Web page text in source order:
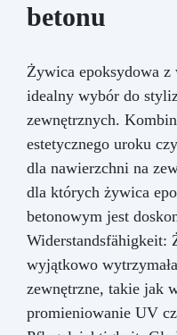
betonu
Żywica epoksydowa
idealny wybór do
zewnętrznych.
estetycznego uroku
dla nawierzchni na
dla których żywica
betonowym jest
Widerstandsfähigkeit:
wyjątkowo
zewnętrzne, takie jak
promieniowanie UV